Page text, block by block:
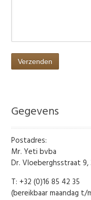
Gegevens
Postadres:
Mr. Yeti bvba
Dr. Vloeberghsstraat 9,
T: +32 (0)16 85 42 35
(bereikbaar maandag